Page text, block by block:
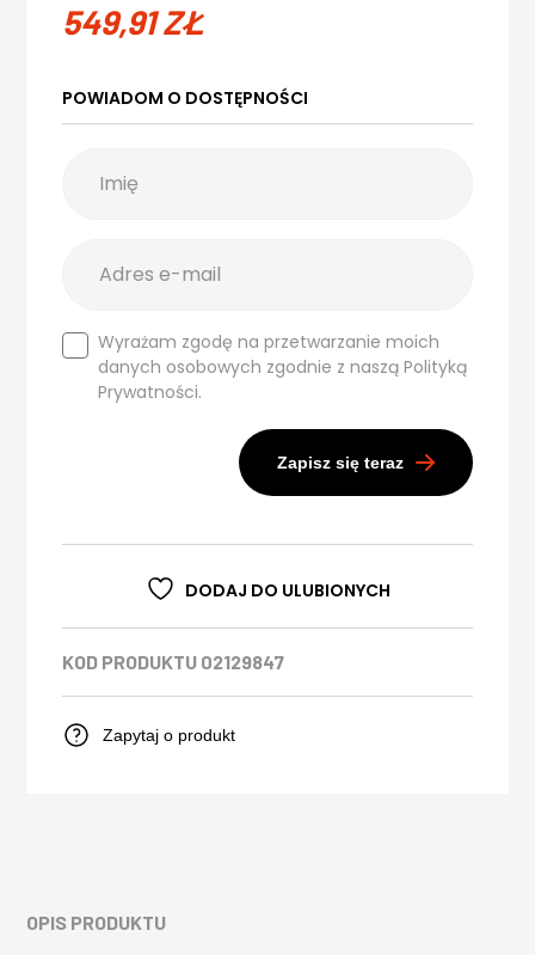
549,91ZŁ
POWIADOM O DOSTĘPNOŚCI
Wyrażam zgodę na przetwarzanie moich
danych osobowych zgodnie z nasząPolityką
Prywatności.
Zapisz się teraz
DODAJ DO ULUBIONYCH
KOD PRODUKTU 02129847
Zapytaj o produkt
OPIS PRODUKTU